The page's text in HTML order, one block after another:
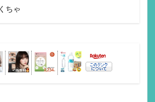
ちゃ